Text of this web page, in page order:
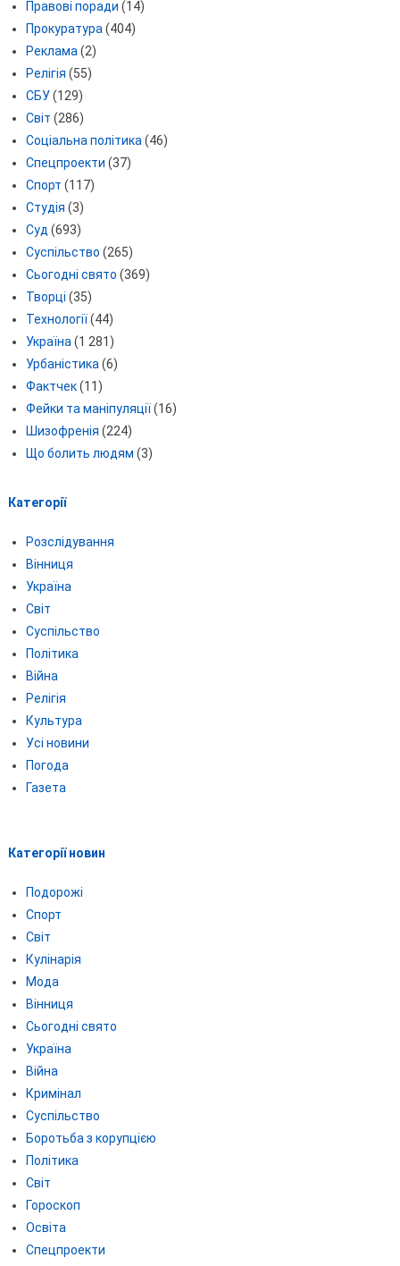
Правові поради (14)
Прокуратура (404)
Реклама (2)
Релігія (55)
СБУ(129)
Світ (286)
Соціальна політика (46)
Спецпроекти (37)
Спорт (117)
Студія (3)
Суд (693)
Суспільство (265)
Сьогодні свято (369)
Творці (35)
Технології(44)
Україна (1 281)
Урбаністика (6)
Фактчек(11)
Фейки та маніпуляції(16)
Шизофренія (224)
Що болить людям (3)
Категорії
Розслідування
Вінниця
Україна
Світ
Суспільство
Політика
Війна
Релігія
Культура
Усі новини
Погода
Газета
Категорії новин
Подорожі
Спорт
Світ
Кулінарія
Мода
Вінниця
Сьогодні свято
Україна
Війна
Кримінал
Суспільство
Боротьба з корупцією
Політика
Світ
Гороскоп
Освіта
Спецпроекти